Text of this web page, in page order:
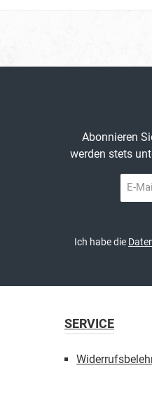
Abonnieren
werden stets
Mail-
Ich habe die
SERVICE